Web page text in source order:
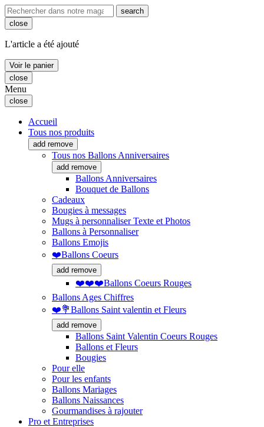
search
close
L'article a été ajouté
Voir le panier
close
Menu
close
Accueil
Tous nos produits
add remove
Tous nos Ballons Anniversaires
add remove
Ballons Anniversaires
Bouquet de Ballons
Cadeaux
Bougies à messages
Mugs à personnaliser Texte et Photos
Ballons à Personnaliser
Ballons Emojis
❤️Ballons Coeurs
add remove
❤️❤️❤️Ballons Coeurs Rouges
Ballons Ages Chiffres
❤️💐Ballons Saint valentin et Fleurs
add remove
Ballons Saint Valentin Coeurs Rouges
Ballons et Fleurs
Bougies
Pour elle
Pour les enfants
Ballons Mariages
Ballons Naissances
Gourmandises à rajouter
Pro et Entreprises